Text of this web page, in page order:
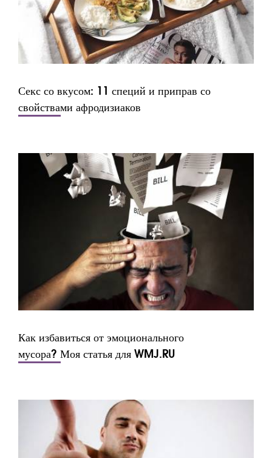
Секс со вкусом: 11 специй и приправ со
свойствами афродизиаков
Как избавиться от эмоционального
мусора? Моя статья для WMJ.RU